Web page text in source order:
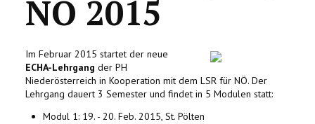
LITERATUREMPFEHLUNGEN
KONTAKT
NÖ 2015
Im Februar 2015 startet der neue
ECHA-Lehrgang der PH
Niederösterreich in Kooperation mit dem LSR für NÖ. Der
Lehrgang dauert 3 Semester und findet in 5 Modulen statt:
Modul 1: 19. - 20. Feb. 2015, St. Pölten